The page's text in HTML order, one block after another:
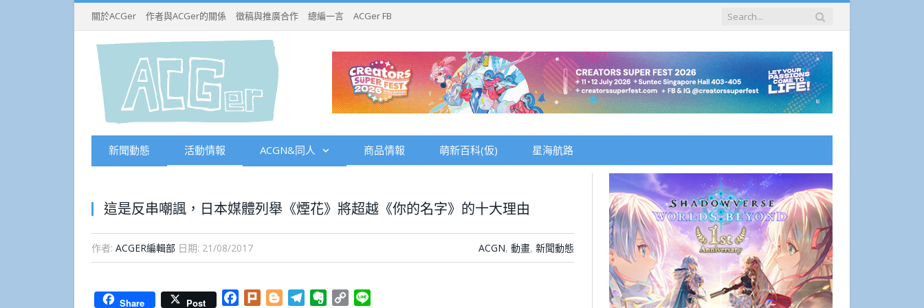
關於ACGer 作者與ACGer的關係 徵稿與推廣合作 總編一言 ACGer FB
新聞動態 活動情報 ACGN&同人 商品情報 萌新百科(仮) 星海航路
這是反串嘲諷，日本媒體列舉《煙花》將超越《你的名字》的十大理由
作者: ACGER編輯部 日期: 21/08/2017 ACGN, 動畫, 新聞動態
Share Post Facebook
Plurk BloggerTelegramEvernote
Copy